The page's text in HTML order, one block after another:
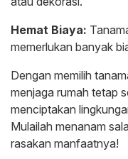
Hemat Biaya:
memerlukan banyak
Dengan memilih
menjaga rumah tetap
menciptakan
Mulailah menanam
rasakan manfaatnya!